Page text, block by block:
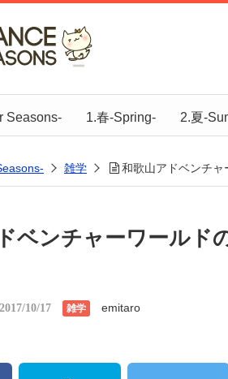
Seasons- 1.春-Spring- 2.夏-
雑学 和歌山アドベンチャ
ベンチャーワールド
10/17 雑学
emitaro